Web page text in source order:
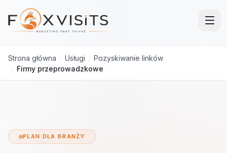
Przejdź do treści głównej
Strona główna / Usługi / Pozyskiwanie linków
/ Firmy przeprowadzkowe
PLAN DLA BRANŻY